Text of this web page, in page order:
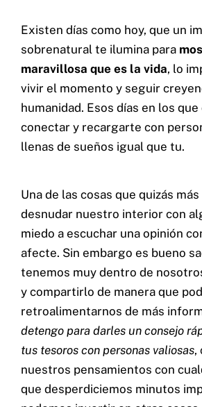
Existen días como hoy, que un
sobrenatural te ilumina para
maravillosa que es la vida, lo
vivir el momento y seguir
humanidad. Esos días en los
conectar y recargarte con
llenas de sueños igual que tu.
Una de las cosas que quizás
desnudar nuestro interior con
miedo a escuchar una opinión
afecte. Sin embargo es bueno
tenemos muy dentro de
y compartirlo de manera que
retroalimentarnos de más
detengo para darles un consejo
tus tesoros con personas valiosas,
nuestros pensamientos con
que desperdiciemos minutos
Email: hi@classalia.com
Cra 18 No 8 – 30
CERTIFICACIONES: